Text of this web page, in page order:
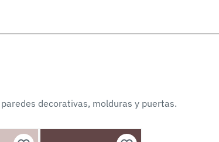
decorativas, molduras y puertas.